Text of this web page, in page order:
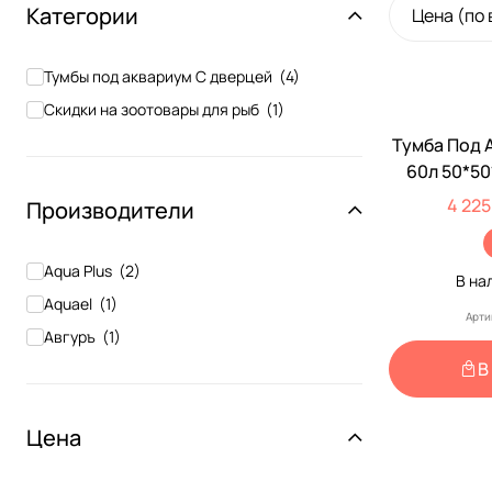
Категории
Тумбы под аквариум С дверцей (4)
Скидки на зоотовары для рыб (1)
Производители
Aqua Plus (2)
Aquael (1)
Авгуръ (1)
Цена
Цена (по
-30%
Тумба Под
60л
4
В